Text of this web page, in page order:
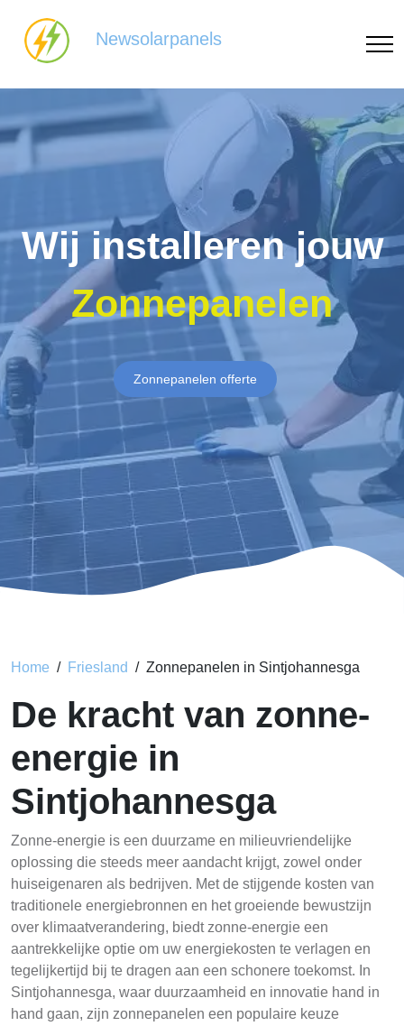
Newsolarpanels
Wij installeren jouw
Zonnepanelen
Zonnepanelen offerte
Home Friesland Zonnepanelen in Sintjohannesga
De kracht van zonne-
energie in
Sintjohannesga
Zonne-energie is een duurzame en milieuvriendelijke
oplossing die steeds meer aandacht krijgt, zowel onder
huiseigenaren als bedrijven. Met de stijgende kosten van
traditionele energiebronnen en het groeiende bewustzijn
over klimaatverandering, biedt zonne-energie een
aantrekkelijke optie om uw energiekosten te verlagen en
tegelijkertijd bij te dragen aan een schonere toekomst. In
Sintjohannesga, waar duurzaamheid en innovatie hand in
hand gaan, zijn zonnepanelen een populaire keuze